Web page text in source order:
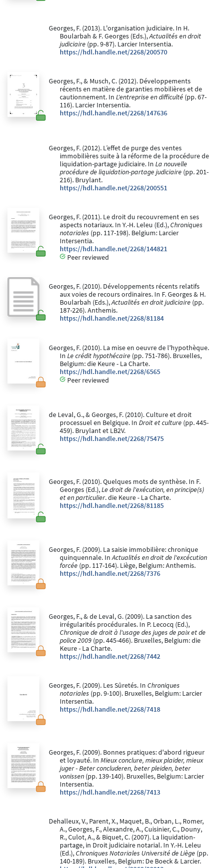
Georges, F. (2013). L'organisation judiciaire. In H.
Boularbah & F. Georges (Eds.),Actualités en droit
judiciaire (pp. 9-87). Larcier Intersentia.
https://hdl.handle.net/2268/200570
Georges, F., & Musch, C. (2012). Développements
récents en matière de garanties mobilières et de
cautionnement. In L'entreprise en difficulté (pp. 67-
116). Larcier Intersentia.
https://hdl.handle.net/2268/147636
Georges, F. (2012). L’effet de purge des ventes
immobilières suite à la réforme de la procédure de
liquidation-partage judiciaire. In La nouvelle
procédure de liquidation-partage judiciaire (pp. 201-
216). Bruylant.
https://hdl.handle.net/2268/200551
Georges, F. (2011). Le droit du recouvrement en ses
aspects notariaux. In Y.-H. Leleu (Ed.),Chroniques
notariales (pp. 117-198). Belgium: Larcier
Intersentia.
https://hdl.handle.net/2268/144821
Peer reviewed
Georges, F. (2010). Développements récents relatifs
aux voies de recours ordinaires. In F. Georges & H.
Boularbah (Eds.),Actualités en droit judiciaire (pp.
187-226). Anthemis.
https://hdl.handle.net/2268/81184
Georges, F. (2010). La mise en oeuvre de l'hypothèque.
In Le crédit hypothécaire (pp. 751-786). Bruxelles,
Belgium: die Keure - La Charte.
https://hdl.handle.net/2268/6565
Peer reviewed
de Leval, G., & Georges, F. (2010). Culture et droit
processuel en Belgique. In Droit et culture (pp. 445-
459). Bruylant et LB2V.
https://hdl.handle.net/2268/75475
Georges, F. (2010). Quelques mots de synthèse. In F.
Georges (Ed.),Le droit de l'exécution, en principe(s)
et en particulier. die Keure - La Charte.
https://hdl.handle.net/2268/81185
Georges, F. (2009). La saisie immobilière: chronique
quinquennale. InActualités en droit de l'excécution
forcée (pp. 117-164). Liège, Belgium: Anthemis.
https://hdl.handle.net/2268/7376
Georges, F., & de Leval, G. (2009). La sanction des
irrégularités procédurales. In P. Lecocq (Ed.),
Chronique de droit à l'usage des juges de paix et de
police 2009 (pp. 445-466). Bruxelles, Belgium: die
Keure - La Charte.
https://hdl.handle.net/2268/7442
Georges, F. (2009). Les Sûretés. In Chroniques
notariales (pp. 9-100). Bruxelles, Belgium: Larcier
Intersentia.
https://hdl.handle.net/2268/7418
Georges, F. (2009). Bonnes pratiques: d'abord rigueur
et loyauté. In Mieux conclure, mieux plaider, mieux
juger - Beter concluderen, beter pleiden, beter
vonissen (pp. 139-140). Bruxelles, Belgium: Larcier
Intersentia.
https://hdl.handle.net/2268/7413
Dehalleux, V., Parent, X., Maquet, B., Orban, L., Romer,
A., Georges, F., Alexandre, A., Cuisinier, C., Douny,
R., Culot, A., & Biquet, C. (2007). La liquidation-
partage, in Droit judiciaire notarial. In Y.-H. Leleu
(Ed.),Chroniques Notariales Université de Liège (pp.
140-189). Bruxelles, Belgium: De Boeck & Larcier.